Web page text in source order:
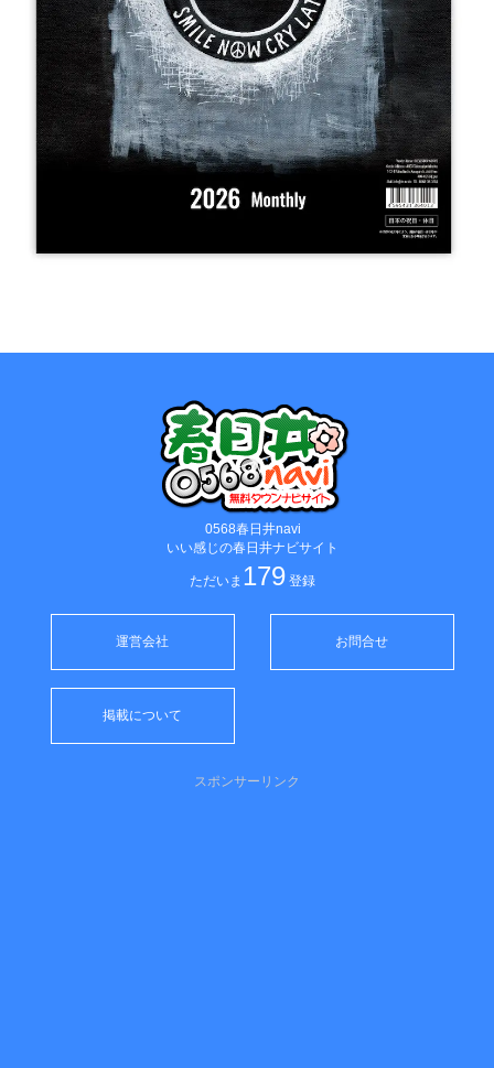
0568春日井navi
いい感じの春日井ナビサイト
ただいま 179 登録
運営会社 お問合せ
掲載について
スポンサーリンク